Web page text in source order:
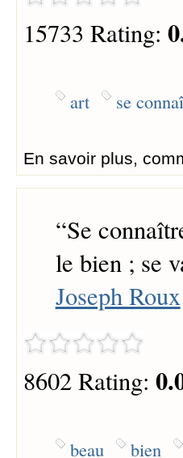
15733 Rating:
art se
En savoir plus,
“Se
le bien ; se
Joseph Roux
8602 Rating:
beau bien